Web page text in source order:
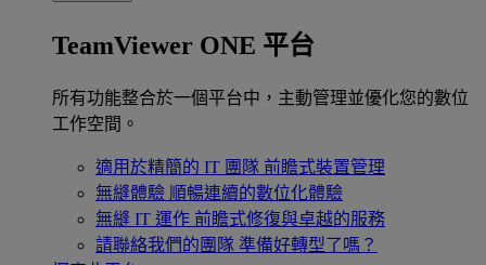
TeamViewer ONE 平台
所有功能整合於一個平台中，主動管理並優化您的數位
工作空間。
適用於精簡的 IT 團隊 前瞻式裝置管理
無縫體驗 順暢連續的數位化體驗
無縫 IT 運作 前瞻式修復與卓越的服務
請聯絡我們的團隊 準備好轉型了嗎？